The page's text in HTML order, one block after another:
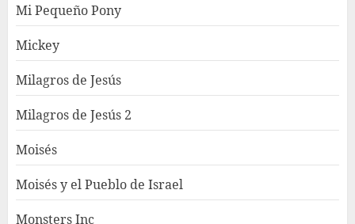
Mi Pequeño Pony
Mickey
Milagros de Jesús
Milagros de Jesús 2
Moisés
Moisés y el Pueblo de Israel
Monsters Inc